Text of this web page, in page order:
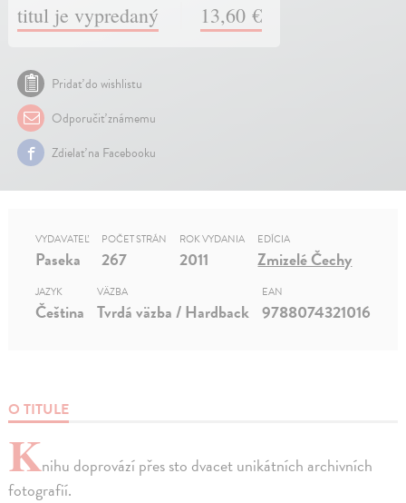
titul je vypredaný 13,60 €
Pridať do wishlistu
Odporučiť známemu
Zdielať na Facebooku
O TITULE
Knihu doprovází přes sto dvacet unikátních archivních
fotografií.
VYDAVATEĽ
Paseka
POČET STRÁN
267
ROK VYDANIA
2011
EDÍCIA
Zmizelé Čechy
JAZYK
Čeština
VÄZBA
Tvrdá väzba / Hardback
EAN
9788074321016